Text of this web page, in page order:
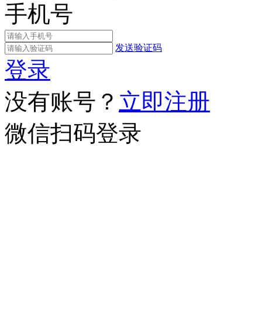
手机号
发送验证码
登录
没有账号？ 立即注册
微信扫码登录